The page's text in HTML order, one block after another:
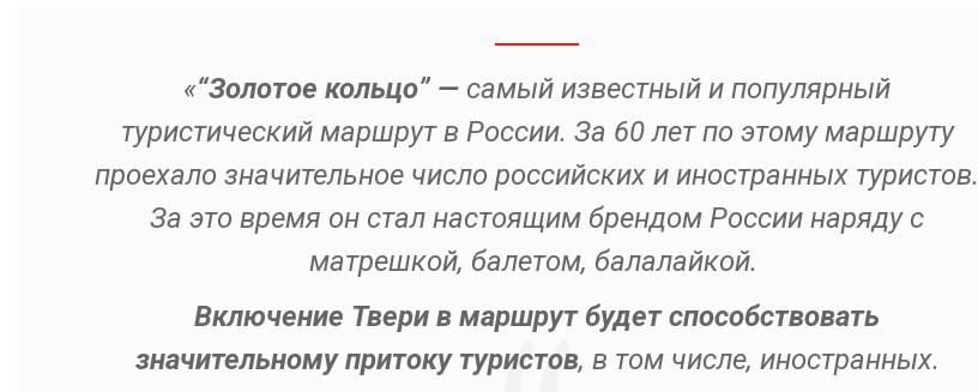
«“Золотое кольцо” — самый известный и популярный
туристический маршрут в России. За 60 лет по этому маршруту
проехало значительное число российских и иностранных туристов.
За это время он стал настоящим брендом России наряду с
матрешкой, балетом, балалайкой.
Включение Твери в маршрут будет способствовать
значительному притоку туристов, в том числе, иностранных.